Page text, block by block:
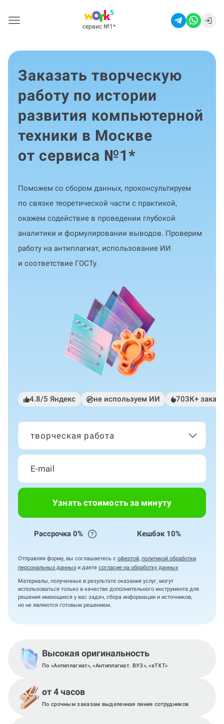
сервис №1 *
Заказать творческую
работу по истории
развития компьютерной
техники в Москве
от сервиса №1*
Поможем со сбором данных, проконсультируем
по связке теоретической части с практикой,
окажем содействие в проведении глубокой
аналитики и формулировании выводов. Проверим
работу на антиплагиат, использование ИИ
и соответствие ГОСТу.
4.8/5 Яндекс не используем ИИ 703К+
творческая работа
Узнать стоимость за минуту
Рассрочка 0% Кешбэк 10%
Отправляя форму, вы соглашаетесь с офертой, политикой обработки
персональных данных и даете согласие на обработку данных
Материалы, полученные в результате оказания услуг, могут
использоваться только в качестве дополнительного инструмента для
решения имеющихся у вас задач, сбора информации и источников,
но не являются готовым решением.
Высокая оригинальность
По «Антиплагиат», «Антиплагиат. ВУЗ», «eTXT»
от 4 часов
По срочным заказам выделенная линия сотрудников